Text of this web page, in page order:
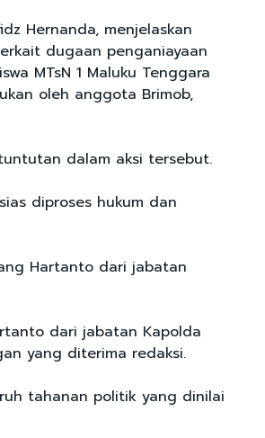
Hernanda, menjelaskan
dugaan penganiayaan
MTsN 1 Maluku Tenggara
oleh anggota Brimob,
dalam aksi tersebut.
diproses hukum dan
Hartanto dari jabatan
dari jabatan Kapolda
yang diterima redaksi.
tahanan politik yang dinilai